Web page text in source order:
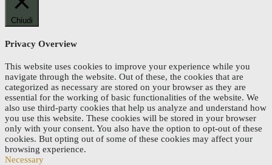
Chiudi
Privacy Overview
This website uses cookies to improve your experience while you
navigate through the website. Out of these, the cookies that are
categorized as necessary are stored on your browser as they are
essential for the working of basic functionalities of the website. We
also use third-party cookies that help us analyze and understand how
you use this website. These cookies will be stored in your browser
only with your consent. You also have the option to opt-out of these
cookies. But opting out of some of these cookies may affect your
browsing experience.
Necessary